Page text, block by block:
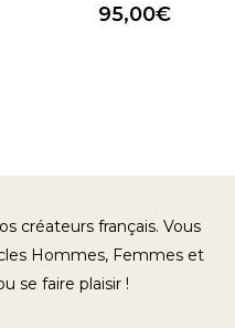
95,00€
créateurs français. Vous
Hommes, Femmes et
se faire plaisir !